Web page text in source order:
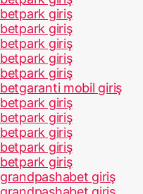
betpark giriş
betpark giriş
betpark giriş
betpark giriş
betpark giriş
betgaranti mobil giriş
betpark giriş
betpark giriş
betpark giriş
betpark giriş
betpark giriş
grandpashabet giriş